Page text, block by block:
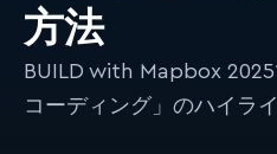
方法
BUILD with Mapbox
コーディング」のハイラ